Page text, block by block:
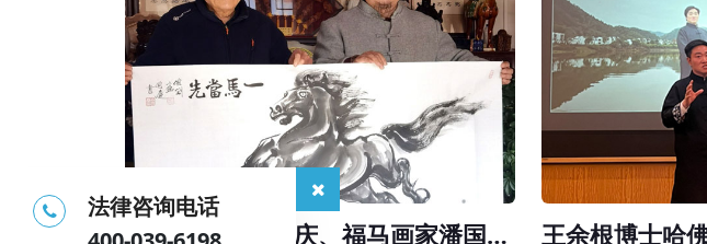
享誉书法家柳国庆、福马画家潘国刚
王余根博士哈
法律咨询电话